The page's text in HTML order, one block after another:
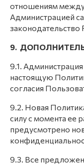
отношениям
Администрацией
9.
9.1. Администрация
настоящую
согласия
9.2. Новая
силу с момента ее
предусмотрено
9.3. Все